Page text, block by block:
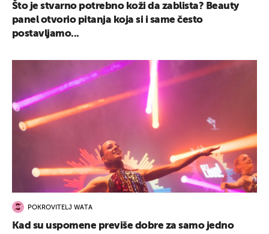
Što je stvarno potrebno koži da zablista? Beauty
panel otvorio pitanja koja si i same često
postavljamo...
POKROVITELJ WATA
Kad su uspomene previše dobre za samo jedno